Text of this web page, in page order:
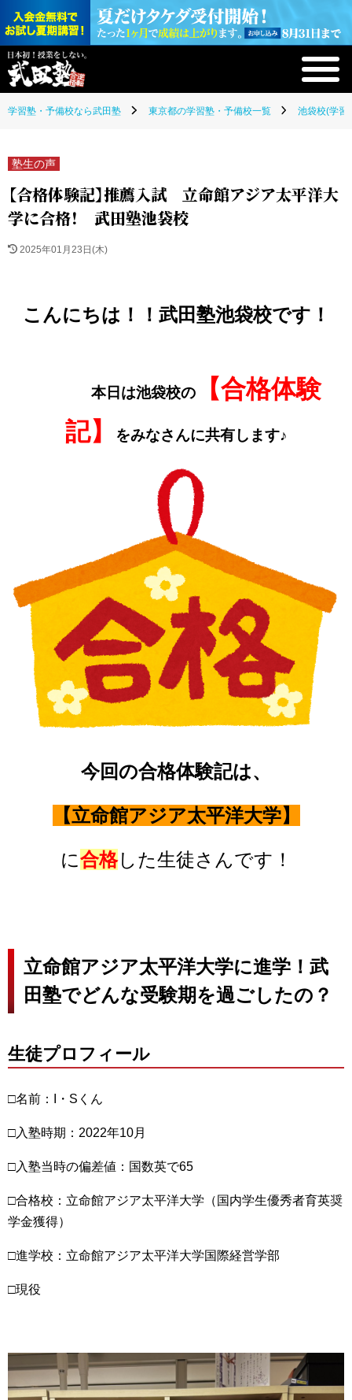
学習塾・予備校なら武田塾 東京都の学習塾・予備校一覧 池袋校(学習
塾生の声
【合格体験記】推薦入試 立命館アジア太平洋大
学に合格！ 武田塾池袋校
2025年01月23日(木)
こんにちは！！武田塾池袋校です！
本日は池袋校の【合格体験
記】
をみなさんに共有します♪
今回の合格体験記は、
【立命館アジア太平洋大学】
に合格した生徒さんです！
立命館アジア太平洋大学に進学！武
田塾でどんな受験期を過ごしたの？
生徒プロフィール
□名前：I・Sくん
□入塾時期：2022年10月
□入塾当時の偏差値：国数英で65
□合格校：立命館アジア太平洋大学（国内学生優秀者育英奨
学金獲得）
□進学校：立命館アジア太平洋大学国際経営学部
□現役